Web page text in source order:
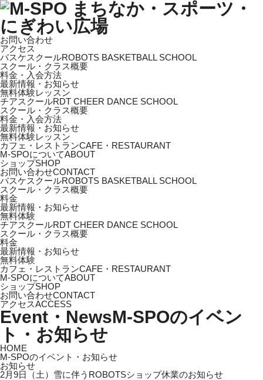
お問い合わせ
アクセス
バスケスクールROBOTS BASKETBALL SCHOOL
スクール・クラス概要
料金・入会方法
最新情報・お知らせ
無料体験レッスン
チアスクールRDT CHEER DANCE SCHOOL
スクール・クラス概要
料金・入会方法
最新情報・お知らせ
無料体験レッスン
カフェ・レストランCAFE・RESTAURANT
M-SPOについてABOUT
ショップSHOP
お問い合わせCONTACT
バスケスクールROBOTS BASKETBALL SCHOOL
スクール・クラス概要
料金
最新情報・お知らせ
無料体験
チアスクールRDT CHEER DANCE SCHOOL
スクール・クラス概要
料金
最新情報・お知らせ
無料体験
カフェ・レストランCAFE・RESTAURANT
M-SPOについてABOUT
ショップSHOP
お問い合わせCONTACT
アクセスACCESS
Event・NewsM-SPOのイベン
ト・お知らせ
HOME
M-SPOのイベント・お知らせ
お知らせ
2月9日（土）雪に伴うROBOTSショップ休業のお知らせ